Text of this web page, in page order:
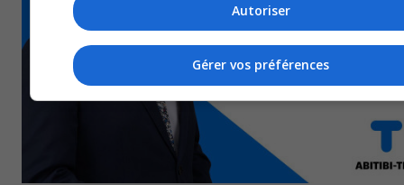
Autoriser
Gérer vos préférences